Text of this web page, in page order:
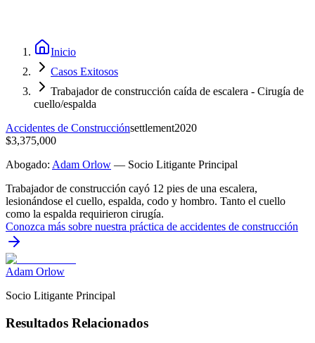
Inicio
Casos Exitosos
Trabajador de construcción caída de escalera - Cirugía de
cuello/espalda
Accidentes de Construcciónsettlement2020
$3,375,000
Abogado: Adam Orlow — Socio Litigante Principal
Trabajador de construcción cayó 12 pies de una escalera,
lesionándose el cuello, espalda, codo y hombro. Tanto el cuello
como la espalda requirieron cirugía.
Conozca más sobre nuestra práctica de accidentes de construcción
Adam Orlow
Socio Litigante Principal
Resultados Relacionados